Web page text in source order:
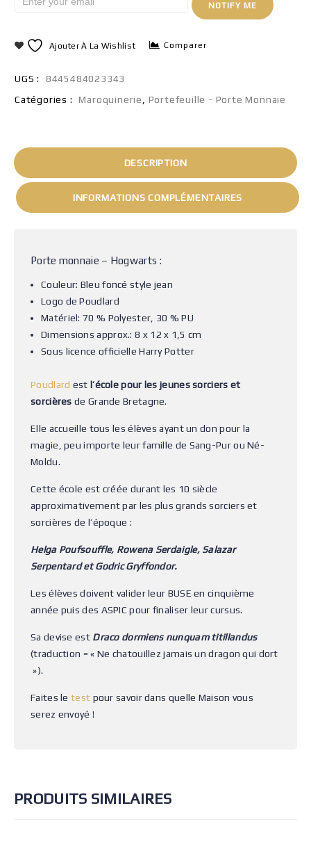
NOTIFY ME
Ajouter À La Wishlist Comparer
UGS :
8445484023343
Catégories :
Maroquinerie Portefeuille - Porte Monnaie
DESCRIPTION
INFORMATIONS COMPLÉMENTAIRES
Porte monnaie – Hogwarts :
Couleur: Bleu foncé style jean
Logo de Poudlard
Matériel: 70 % Polyester, 30 % PU
Dimensions approx.: 8 x 12 x 1,5 cm
Sous licence officielle Harry Potter
Poudlard est l’école pour les jeunes sorciers et
sorcières de Grande Bretagne.
Elle accueille tous les élèves ayant un don pour la
magie, peu importe leur famille de Sang-Pur ou Né-
Moldu.
Cette école est créée durant les 10 siècle
approximativement par les plus grands sorciers et
sorcières de l’époque :
Helga Poufsouffle, Rowena Serdaigle, Salazar
Serpentard et Godric Gryffondor.
Les élèves doivent valider leur BUSE en cinquième
année puis des ASPIC pour finaliser leur cursus.
Sa devise est Draco dormiens nunquam titillandus
(traduction = « Ne chatouillez jamais un dragon qui dort
»).
Faites le test pour savoir dans quelle Maison vous
serez envoyé !
PRODUITS SIMILAIRES